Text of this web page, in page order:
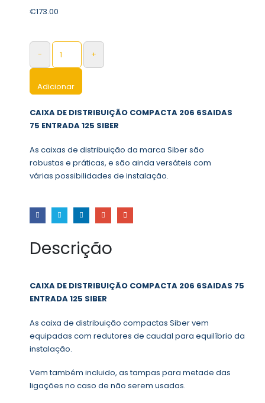
€173.00
- +
Adicionar
CAIXA DE DISTRIBUIÇÃO COMPACTA 206 6SAIDAS
75 ENTRADA 125 SIBER
As caixas de distribuição da marca Siber são
robustas e práticas, e são ainda versáteis com
várias possibilidades de instalação.
Descrição
CAIXA DE DISTRIBUIÇÃO COMPACTA 206 6SAIDAS 75
ENTRADA 125 SIBER
As caixa de distribuição compactas Siber vem
equipadas com redutores de caudal para equilíbrio da
instalação.
Vem também incluido, as tampas para metade das
ligações no caso de não serem usadas.